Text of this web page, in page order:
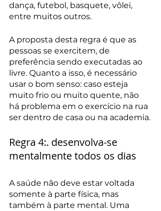
dança, futebol, basquete, vôlei,
entre muitos outros.
A proposta desta regra é que as
pessoas se exercitem, de
preferência sendo executadas ao
livre. Quanto a isso, é necessário
usar o bom senso: caso esteja
muito frio ou muito quente, não
há problema em o exercício na rua
ser dentro de casa ou na academia.
Regra 4:. desenvolva-se
mentalmente todos os dias
A saúde não deve estar voltada
somente à parte física, mas
também à parte mental. Uma